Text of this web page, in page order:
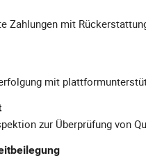
Zahlungen mit
mit
zur Überprüfung von